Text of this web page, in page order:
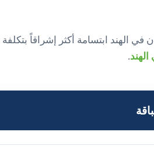
في الهند ابتسامة أكثر إشراقاً
.